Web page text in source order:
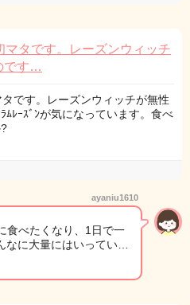
マタです。レーズンウィッチ
です…
です。レーズンウィッチが無性
ﾑﾚｰｽﾞﾝが気になっています。食べ
ayaniu1610
食べたくなり、1日で一
なに大量にはいってい…